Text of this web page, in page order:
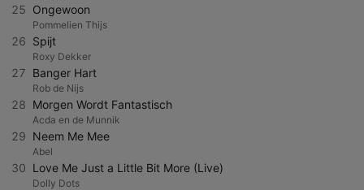
25 Ongewoon
Pommelien Thijs
26 Spijt
Roxy Dekker
27 Banger Hart
Rob de Nijs
28 Morgen Wordt Fantastisch
Acda en de Munnik
29 Neem Me Mee
Abel
30 Love Me Just a Little Bit More (Live)
Dolly Dots